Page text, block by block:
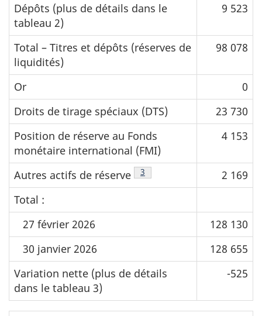
Dépôts (plus de détails dans le
tableau 2)
9 523
Total – Titres et dépôts (réserves de
liquidités)
98 078
Or
0
Droits de tirage spéciaux (DTS)
23 730
Position de réserve au Fonds
monétaire international (FMI)
4 153
Autres actifs de réserve Note de bas de page
3
2 169
Total :
27 février 2026
128 130
30 janvier 2026
128 655
Variation nette (plus de détails
dans le tableau 3)
-525